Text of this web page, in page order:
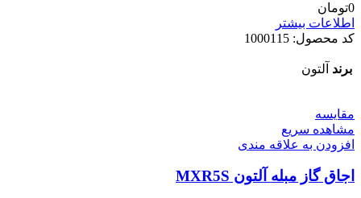
0تومان
اطلاعات بیشتر
کد محصول: 1000115
برند آلتون
مقایسه
مشاهده سریع
افزودن به علاقه مندی
اجاق گاز مبله آلتون MXR5S